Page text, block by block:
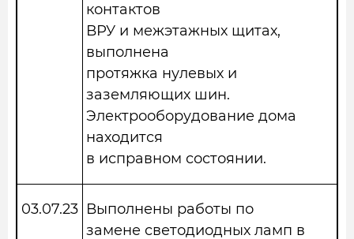
контактов
ВРУ и межэтажных щитах,
выполнена
протяжка нулевых и
заземляющих шин.
Электрооборудование дома
находится
в исправном состоянии.
03.07.23 Выполнены работы по
замене светодиодных ламп в